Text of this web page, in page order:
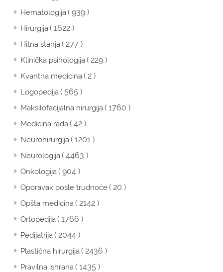
Hematologija( 939 )
Hirurgija( 1622 )
Hitna stanja( 277 )
Klinička psihologija( 229 )
Kvantna medicina( 2 )
Logopedija( 565 )
Maksilofacijalna hirurgija( 1760 )
Medicina rada( 42 )
Neurohirurgija( 1201 )
Neurologija( 4463 )
Onkologija( 904 )
Oporavak posle trudnoće( 20 )
Opšta medicina( 2142 )
Ortopedija( 1766 )
Pedijatrija( 2044 )
Plastična hirurgija( 2436 )
Pravilna ishrana( 1435 )